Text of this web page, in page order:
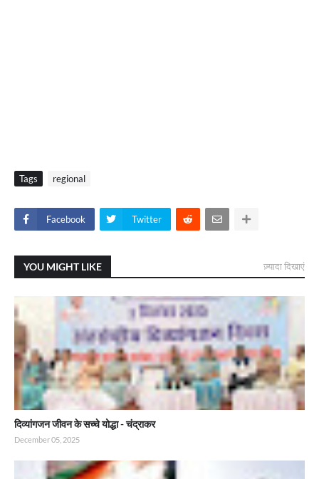
Tags regional
Facebook Twitter
YOU MIGHT LIKE ज़्यादा दिखाएं
दिव्यांगजन जीवन के सच्चे योद्धा - चंद्राकर
December 05, 2025